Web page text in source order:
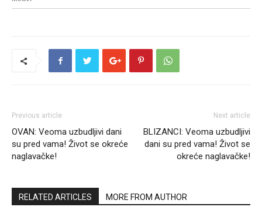
Previous article
OVAN: Veoma uzbudljivi dani
su pred vama! Život se okreće
naglavačke!
Next article
BLIZANCI: Veoma uzbudljivi
dani su pred vama! Život se
okreće naglavačke!
RELATED ARTICLES MORE FROM AUTHOR